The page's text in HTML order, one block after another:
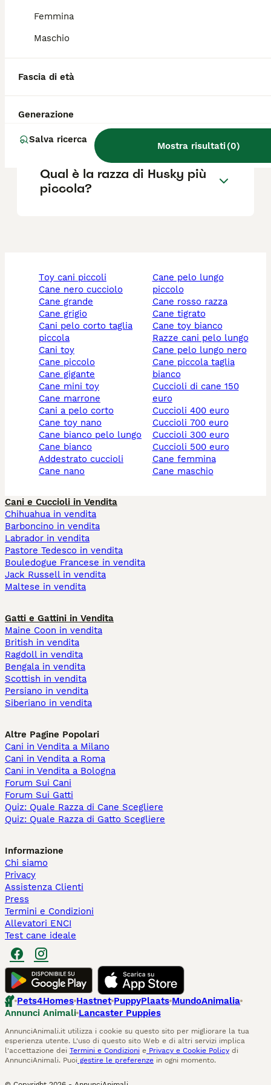
Femmina
Maschio
Fascia di età
Generazione
Salva ricerca
Mostra risultati(0)
soglia secondo colore degli occhi e taglia.
Quali sono le caratteristiche
del Pomsky?
Qual è la razza di Husky più
piccola?
toy cani piccoli
cane nero cucciolo
cane grande
cane grigio
cani pelo corto taglia
piccola
cani toy
cane piccolo
cane gigante
cane mini toy
cane marrone
cani a pelo corto
cane toy nano
cane bianco pelo lungo
cane bianco
addestrato cuccioli
cane nano
cane pelo lungo
piccolo
cane rosso razza
cane tigrato
cane toy bianco
razze cani pelo lungo
cane pelo lungo nero
cane piccola taglia
bianco
cuccioli di cane 150
euro
cuccioli 400 euro
cuccioli 700 euro
cuccioli 300 euro
cuccioli 500 euro
cane femmina
cane maschio
Cani e Cuccioli in Vendita
Chihuahua in vendita
Barboncino in vendita
Labrador in vendita
Pastore Tedesco in vendita
Bouledogue Francese in vendita
Jack Russell in vendita
Maltese in vendita
Gatti e Gattini in Vendita
Maine Coon in vendita
British in vendita
Ragdoll in vendita
Bengala in vendita
Scottish in vendita
Persiano in vendita
Siberiano in vendita
Altre Pagine Popolari
Cani in Vendita a Milano
Cani in Vendita a Roma
Cani in Vendita a Bologna
Forum Sui Cani
Forum Sui Gatti
Quiz: Quale Razza di Cane Scegliere
Quiz: Quale Razza di Gatto Scegliere
Informazione
Chi siamo
Privacy
Assistenza Clienti
Press
Termini e Condizioni
Allevatori ENCI
Test cane ideale
Pets4Homes Hastnet PuppyPlaats MundoAnimalia
Annunci Animali Lancaster Puppies
AnnunciAnimali.it utilizza i cookie su questo sito per migliorare la tua
esperienza utente. L'uso di questo sito Web e di altri servizi implica
l'accettazione dei Termini e Condizioni e Privacy e Cookie Policy di
AnnunciAnimali. Puoi gestire le preferenze in ogni momento.